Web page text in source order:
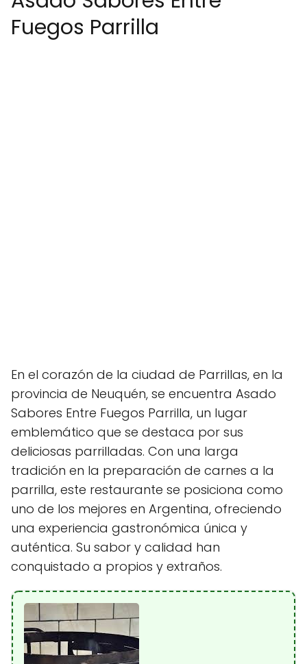
Fuegos Parrilla
En el corazón de la ciudad de Parrillas, en la
provincia de Neuquén, se encuentra Asado
Sabores Entre Fuegos Parrilla, un lugar
emblemático que se destaca por sus
deliciosas parrilladas. Con una larga
tradición en la preparación de carnes a la
parrilla, este restaurante se posiciona como
uno de los mejores en Argentina, ofreciendo
una experiencia gastronómica única y
auténtica. Su sabor y calidad han
conquistado a propios y extraños.